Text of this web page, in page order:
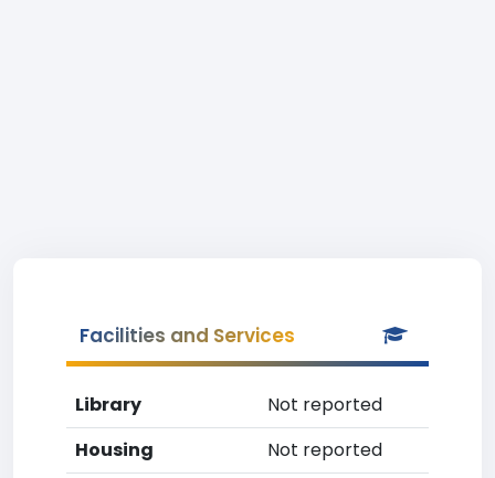
Facilities and Services
Library
Not reported
Housing
Not reported